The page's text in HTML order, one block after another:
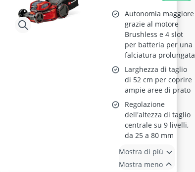
Autonomia maggiore
grazie al motore
Brushless e 4 slot
per batteria per una
falciatura prolungata
Larghezza di taglio
di 52 cm per coprire
ampie aree di prato
Regolazione
dell'altezza di taglio
centrale su 9 livelli,
da 25 a 80 mm
Mostra di più
Mostra meno